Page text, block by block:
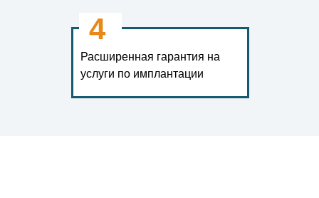
4
Расширенная гарантия на
услуги по имплантации